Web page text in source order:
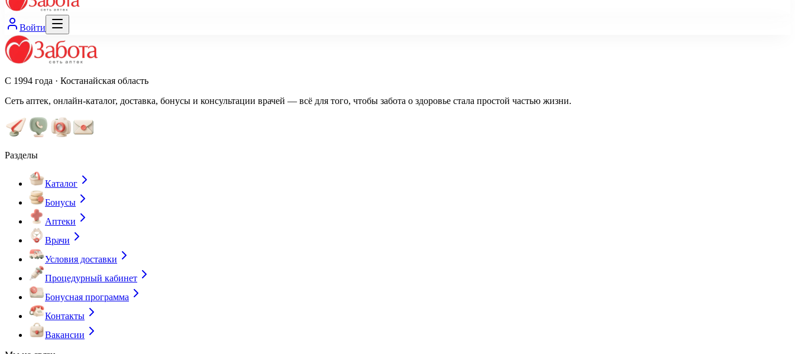
Войти
С 1994 года · Костанайская область
Сеть аптек, онлайн-каталог, доставка, бонусы и консультации врачей — всё для того, чтобы забота о здоровье стала простой частью жизни.
Разделы
Каталог
Бонусы
Аптеки
Врачи
Условия доставки
Процедурный кабинет
Бонусная программа
Контакты
Вакансии